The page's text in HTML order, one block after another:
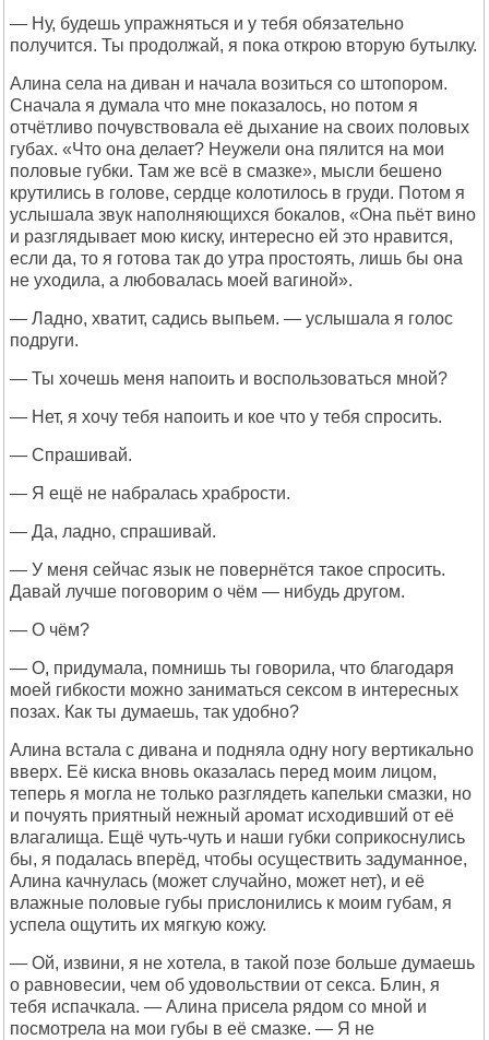
— Ну, будешь упражняться и у тебя обязательно
получится. Ты продолжай, я пока открою вторую бутылку.
Алина села на диван и начала возиться со штопором.
Сначала я думала что мне показалось, но потом я
отчётливо почувствовала её дыхание на своих половых
губах. «Что она делает? Неужели она пялится на мои
половые губки. Там же всё в смазке», мысли бешено
крутились в голове, сердце колотилось в груди. Потом я
услышала звук наполняющихся бокалов, «Она пьёт вино
и разглядывает мою киску, интересно ей это нравится,
если да, то я готова так до утра простоять, лишь бы она
не уходила, а любовалась моей вагиной».
— Ладно, хватит, садись выпьем. — услышала я голос
подруги.
— Ты хочешь меня напоить и воспользоваться мной?
— Нет, я хочу тебя напоить и кое что у тебя спросить.
— Спрашивай.
— Я ещё не набралась храбрости.
— Да, ладно, спрашивай.
— У меня сейчас язык не повернётся такое спросить.
Давай лучше поговорим о чём — нибудь другом.
— О чём?
— О, придумала, помнишь ты говорила, что благодаря
моей гибкости можно заниматься сексом в интересных
позах. Как ты думаешь, так удобно?
Алина встала с дивана и подняла одну ногу вертикально
вверх. Её киска вновь оказалась перед моим лицом,
теперь я могла не только разглядеть капельки смазки, но
и почуять приятный нежный аромат исходивший от её
влагалища. Ещё чуть-чуть и наши губки соприкоснулись
бы, я подалась вперёд, чтобы осуществить задуманное,
Алина качнулась (может случайно, может нет), и её
влажные половые губы прислонились к моим губам, я
успела ощутить их мягкую кожу.
— Ой, извини, я не хотела, в такой позе больше думаешь
о равновесии, чем об удовольствии от секса. Блин, я
тебя испачкала. — Алина присела рядом со мной и
посмотрела на мои губы в её смазке. — Я не